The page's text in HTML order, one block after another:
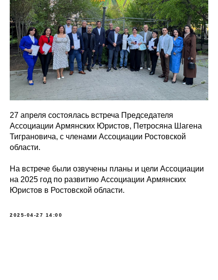
27 апреля состоялась встреча Председателя
Ассоциации Армянских Юристов, Петросяна Шагена
Тиграновича, с членами Ассоциации Ростовской
области.
На встрече были озвучены планы и цели Ассоциации
на 2025 год по развитию Ассоциации Армянских
Юристов в Ростовской области.
2025-04-27 14:00